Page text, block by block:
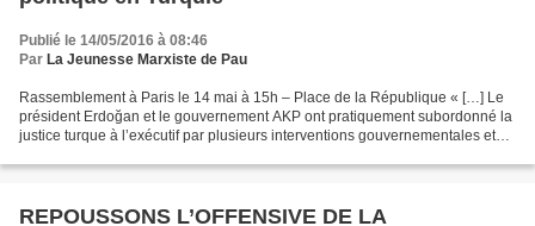
Publié le 14/05/2016 à 08:46
Par La Jeunesse Marxiste de Pau
Rassemblement à Paris le 14 mai à 15h – Place de la République « […] Le
président Erdoğan et le gouvernement AKP ont pratiquement subordonné la
justice turque à l’exécutif par plusieurs interventions gouvernementales et
REPOUSSONS L’OFFENSIVE DE LA